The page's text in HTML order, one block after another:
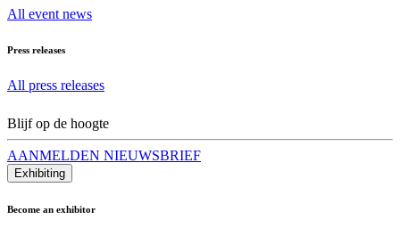
All event news
Press releases
All press releases
Blijf op de hoogte
AANMELDEN NIEUWSBRIEF
Exhibiting
Become an exhibitor